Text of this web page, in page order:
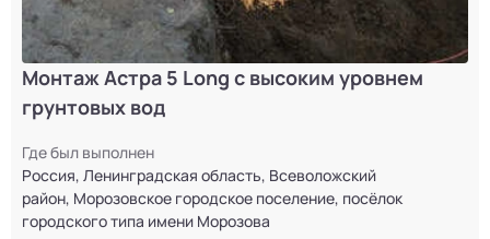
Монтаж Астра 5 Long с высоким уровнем
грунтовых вод
Где был выполнен
Россия, Ленинградская область, Всеволожский
район, Морозовское городское поселение, посёлок
городского типа имени Морозова